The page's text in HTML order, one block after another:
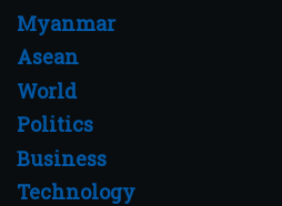
Myanmar
Asean
World
Politics
Business
Technology